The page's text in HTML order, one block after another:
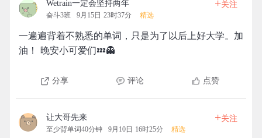
Wetrain一定会坚持两年
奋斗3班 9月15日 23时37分 精选
+关注
一遍遍背着不熟悉的单词，只是为了以后上好大学。加
油！ 晚安小可爱们💤👻
分享 评论 点赞
让大哥先来
至少背单词40分钟 9月10日 16时25分 精选
+关注